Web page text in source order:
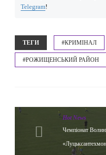
Telegram!
ТЕГИ #КРИМІНАЛ
#РОЖИЩЕНСЬКИЙ РАЙОН
Hot News
Чемпіонат